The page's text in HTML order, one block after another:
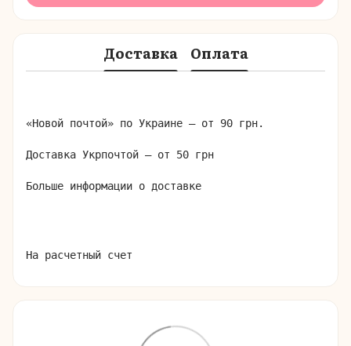
Доставка Оплата
«Новой почтой» по Украине – от 90 грн.
Доставка Укрпочтой – от 50 грн
Больше информации о доставке
На расчетный счет